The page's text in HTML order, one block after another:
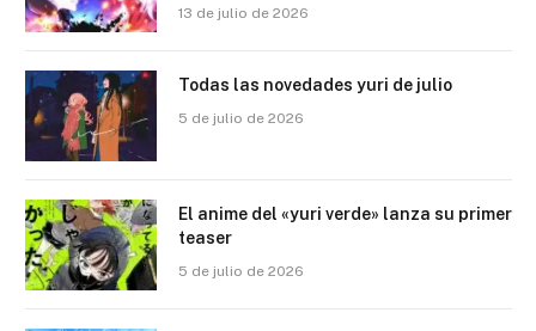
13 de julio de 2026
Todas las novedades yuri de julio
5 de julio de 2026
El anime del «yuri verde» lanza su primer
teaser
5 de julio de 2026